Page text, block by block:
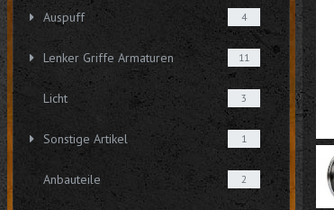
Auspuff 4
Lenker Griffe Armaturen 11
Licht 3
Sonstige Artikel 1
Anbauteile 2